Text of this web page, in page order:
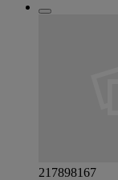
217898167